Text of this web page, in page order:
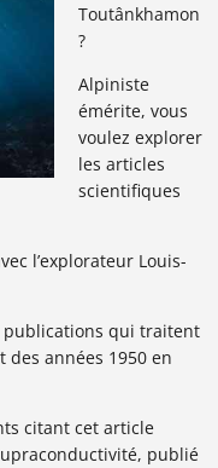
Toutânkhamon
?
Alpiniste
émérite, vous
voulez explorer
les articles
scientifiques
l’explorateur Louis-
publications qui traitent
des années 1950 en
citant cet article
publié